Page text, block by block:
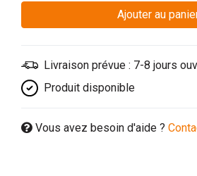
Ajouter au
Livraison prévue : 7-8 jours
Produit disponible
Vous avez besoin d'aide ?